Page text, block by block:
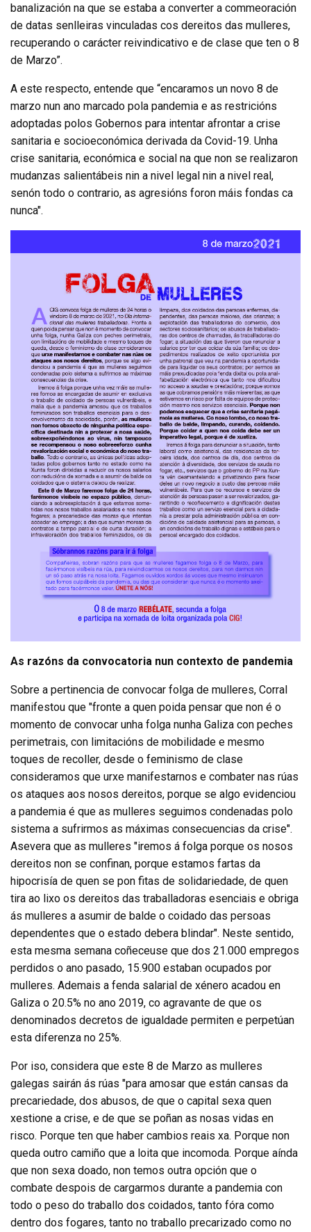
banalización na que se estaba a converter a commeoración
de datas senlleiras vinculadas cos dereitos das mulleres,
recuperando o carácter reivindicativo e de clase que ten o 8
de Marzo”.
A este respecto, entende que “encaramos un novo 8 de
marzo nun ano marcado pola pandemia e as restricións
adoptadas polos Gobernos para intentar afrontar a crise
sanitaria e socioeconómica derivada da Covid-19. Unha
crise sanitaria, económica e social na que non se realizaron
mudanzas salientábeis nin a nivel legal nin a nivel real,
senón todo o contrario, as agresións foron máis fondas ca
nunca".
As razóns da convocatoria nun contexto de pandemia
Sobre a pertinencia de convocar folga de mulleres, Corral
manifestou que "fronte a quen poida pensar que non é o
momento de convocar unha folga nunha Galiza con peches
perimetrais, con limitacións de mobilidade e mesmo
toques de recoller, desde o feminismo de clase
consideramos que urxe manifestarnos e combater nas rúas
os ataques aos nosos dereitos, porque se algo evidenciou
a pandemia é que as mulleres seguimos condenadas polo
sistema a sufrirmos as máximas consecuencias da crise".
Asevera que as mulleres "iremos á folga porque os nosos
dereitos non se confinan, porque estamos fartas da
hipocrisía de quen se pon fitas de solidariedade, de quen
tira ao lixo os dereitos das traballadoras esenciais e obriga
ás mulleres a asumir de balde o coidado das persoas
dependentes que o estado debera blindar". Neste sentido,
esta mesma semana coñeceuse que dos 21.000 empregos
perdidos o ano pasado, 15.900 estaban ocupados por
mulleres. Ademais a fenda salarial de xénero acadou en
Galiza o 20.5% no ano 2019, co agravante de que os
denominados decretos de igualdade permiten e perpetúan
esta diferenza no 25%.
Por iso, considera que este 8 de Marzo as mulleres
galegas sairán ás rúas "para amosar que están cansas da
precariedade, dos abusos, de que o capital sexa quen
xestione a crise, e de que se poñan as nosas vidas en
risco. Porque ten que haber cambios reais xa. Porque non
queda outro camiño que a loita que incomoda. Porque aínda
que non sexa doado, non temos outra opción que o
combate despois de cargarmos durante a pandemia con
todo o peso do traballo dos coidados, tanto fóra como
dentro dos fogares, tanto no traballo precarizado como no